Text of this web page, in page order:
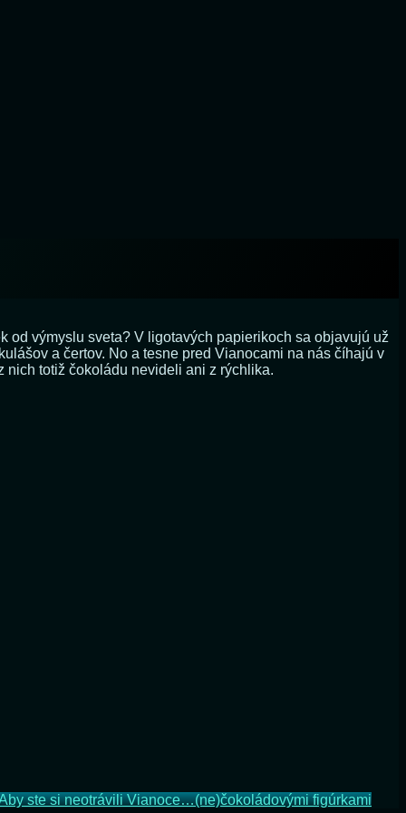
od výmyslu sveta? V ligotavých papierikoch sa objavujú už
a čertov. No a tesne pred Vianocami na nás číhajú v
nich totiž čokoládu nevideli ani z rýchlika.
ste si neotrávili Vianoce…(ne)čokoládovými figúrkami